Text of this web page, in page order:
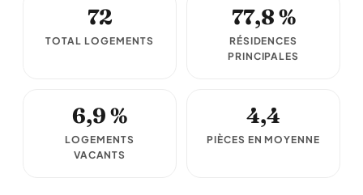
72
TOTAL LOGEMENTS
77,8 %
RÉSIDENCES
PRINCIPALES
6,9 %
LOGEMENTS
VACANTS
4,4
PIÈCES EN MOYENNE